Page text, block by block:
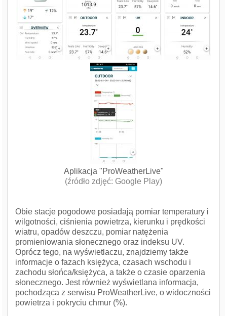
Aplikacja "ProWeatherLive"
(źródło zdjęć: Google Play)
Obie stacje pogodowe posiadają pomiar temperatury i
wilgotności, ciśnienia powietrza, kierunku i prędkości
wiatru, opadów deszczu, pomiar natężenia
promieniowania słonecznego oraz indeksu UV.
Oprócz tego, na wyświetlaczu, znajdziemy także
informacje o fazach księżyca, czasach wschodu i
zachodu słońca/księżyca, a także o czasie oparzenia
słonecznego. Jest również wyświetlana informacja,
pochodząca z serwisu ProWeatherLive, o widoczności
powietrza i pokryciu chmur (%).